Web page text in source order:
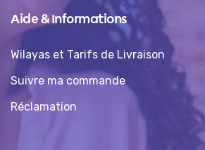
Aide & Informations
Wilayas et Tarifs de Livraison
Suivre ma commande
Réclamation